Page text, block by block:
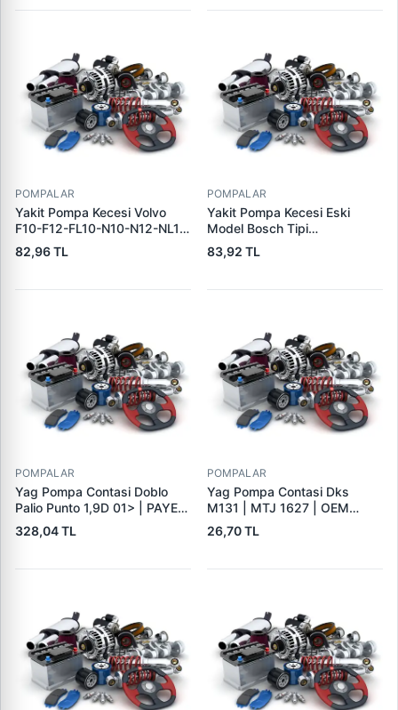
POMPALAR
Yakit Pompa Kecesi Volvo
F10-F12-FL10-N10-N12-NL12
| SKT 041177 | OEM
2400224
82,96 TL
POMPALAR
Yakit Pompa Kecesi Eski
Model Bosch Tipi
(10X170X0X4X0) | SKT
040724
83,92 TL
POMPALAR
Yag Pompa Contasi Doblo
Palio Punto 1,9D 01> | PAYEN
KL476 | OEM 46457491
46744434 60812985
328,04 TL
POMPALAR
Yag Pompa Contasi Dks
M131 | MTJ 1627 | OEM
4322815
26,70 TL